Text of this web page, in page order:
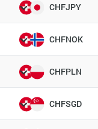
CHFJPY
CHFNOK
CHFPLN
CHFSGD